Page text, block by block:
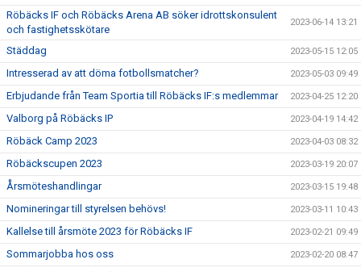
Röbäcks IF och Röbäcks Arena AB söker idrottskonsulent
och fastighetsskötare
2023-06-14 13:21
Städdag 2023-05-15 12:05
Intresserad av att döma fotbollsmatcher? 2023-05-03 09:49
Erbjudande från Team Sportia till Röbäcks IF:s medlemmar 2023-04-25 12:20
Valborg på Röbäcks IP 2023-04-19 14:42
Röbäck Camp 2023 2023-04-03 08:32
Röbäckscupen 2023 2023-03-19 20:07
Årsmöteshandlingar 2023-03-15 19:48
Nomineringar till styrelsen behövs! 2023-03-11 10:43
Kallelse till årsmöte 2023 för Röbäcks IF 2023-02-21 09:49
Sommarjobba hos oss 2023-02-20 08:47